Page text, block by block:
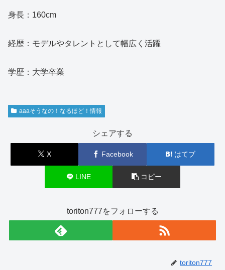
身長：160cm
経歴：モデルやタレントとして幅広く活躍
学歴：大学卒業
aaaそうなの！なるほど！情報
シェアする
X Facebook はてブ
LINE コピー
toriton777をフォローする
toriton777